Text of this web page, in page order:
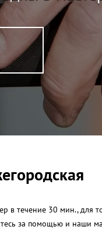
в течение 30 мин., для
за помощью и наши